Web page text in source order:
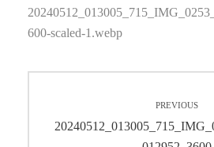
600-scaled-1.webp
PREVIOUS
Previous